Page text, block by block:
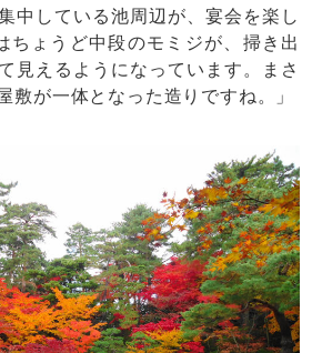
中している池周辺が、宴会を楽し
ちょうど中段のモミジが、掃き出
見えるようになっています。まさ
敷が一体となった造りですね。」